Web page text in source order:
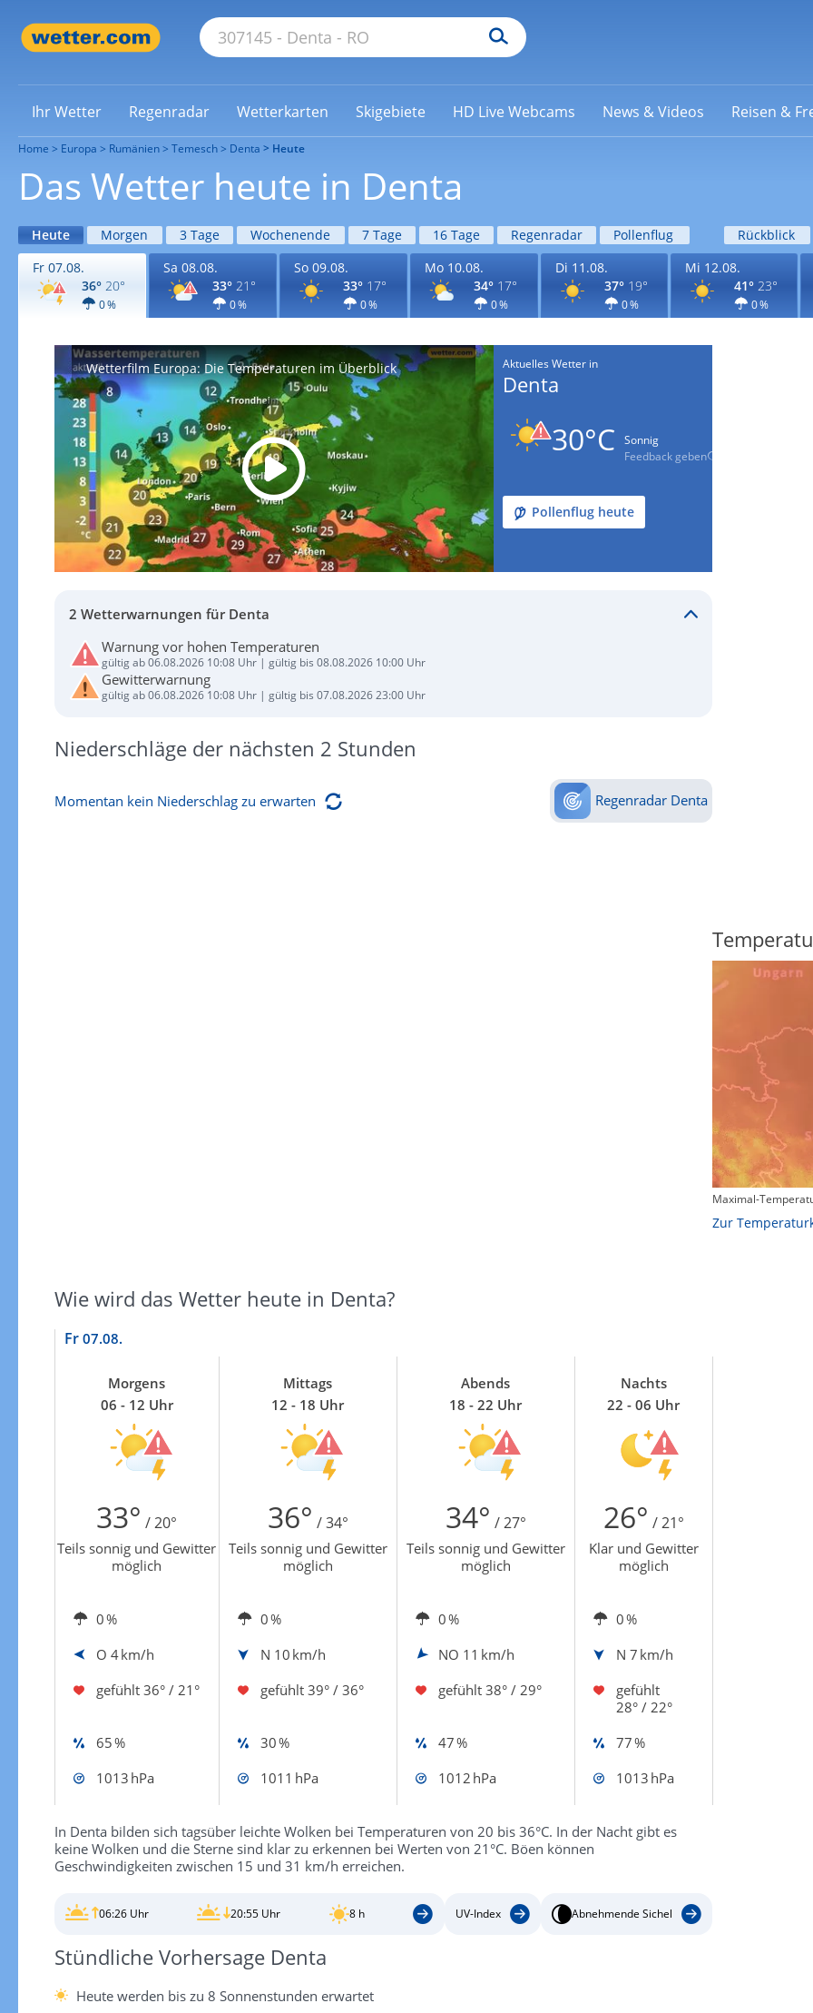
Ihr Wetter Regenradar Wetterkarten Skigebiete HD Live Webcams News & Videos Reisen &
Home Europa Rumänien Temesch Denta Heute
Das Wetter heute in Denta
Heute Morgen 3 Tage Wochenende 7 Tage 16 Tage Regenradar Pollenflug
Rückblick
Fr 07.08.
36° 20°
0 %
Sa 08.08.
33° 21°
0 %
So 09.08.
33° 17°
0 %
Mo 10.08.
34° 17°
0 %
Di 11.08.
37° 19°
0 %
Mi 12.08.
41° 23°
0 %
Wetterfilm Europa: Die Temperaturen im Überblick Aktuelles Wetter in
Denta
30°C
Sonnig
Feedback geben
Pollenflug heute
2 Wetterwarnungen für Denta
Warnung vor hohen Temperaturen
gültig ab 06.08.2026 10:08 Uhr | gültig bis 08.08.2026 10:00 Uhr
Gewitterwarnung
gültig ab 06.08.2026 10:08 Uhr | gültig bis 07.08.2026 23:00 Uhr
Niederschläge der nächsten 2 Stunden
Momentan kein Niederschlag zu erwarten Regenradar Denta
Wie wird das Wetter heute in Denta?
Fr 07.08.
Morgens
06 - 12 Uhr
Mittags
12 - 18 Uhr
Abends
18 - 22 Uhr
Nachts
22 - 06 Uhr
33° / 20° 36° / 34° 34° / 27° 26° / 21°
Teils sonnig und Gewitter
möglich
Teils sonnig und Gewitter
möglich
Teils sonnig und Gewitter
möglich
Klar und Gewitter
möglich
0 % 0 % 0 %
0 %
O 4 km/h N 10 km/h NO 11 km/h N 7 km/h
gefühlt 36° / 21° gefühlt 39° / 36° gefühlt 38° / 29°
gefühlt
28° / 22°
65 %
30 % 47 %
77 %
1013 hPa
1011 hPa 1012 hPa 1013 hPa
In Denta bilden sich tagsüber leichte Wolken bei Temperaturen von 20 bis 36°C. In der Nacht gibt es
keine Wolken und die Sterne sind klar zu erkennen bei Werten von 21°C. Böen können
Geschwindigkeiten zwischen 15 und 31 km/h erreichen.
06:26 Uhr 20:55 Uhr 8 h UV-Index Abnehmende Sichel
Stündliche Vorhersage Denta
Heute werden bis zu 8 Sonnenstunden erwartet
Maximal-
Zur